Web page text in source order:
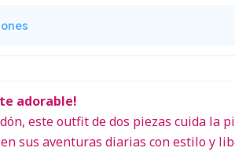
adorable!
este outfit de dos piezas cuida la
sus aventuras diarias con estilo y